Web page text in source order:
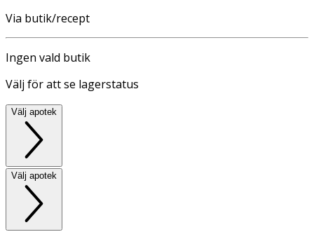
Via butik/recept
Ingen vald butik
Välj för att se lagerstatus
Välj apotek
Välj apotek